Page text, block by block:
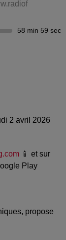
58 min 59 sec
2 avril 2026
📱 et sur
Play
propose